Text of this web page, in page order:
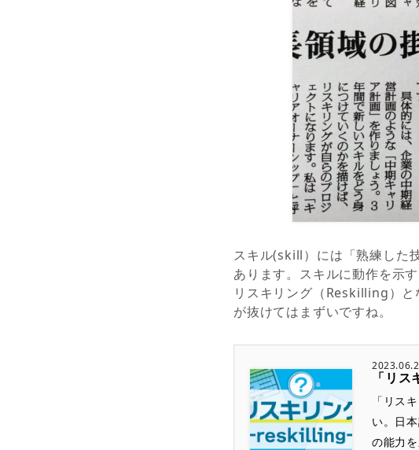
スキル(skill）には「熟練した
あります。スキルに動作を示
リスキリング（Reskilling）と
が抜けてはまずいですね。
「リ
「リス
い。日
の能力